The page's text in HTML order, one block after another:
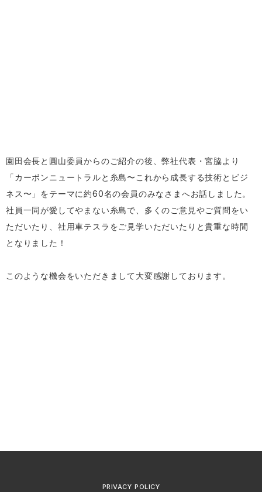
園田会長と圓山委員からのご紹介の後、弊社代表・宮脇より
「カーボンニュートラルと糸島〜これから成長する技術とビジ
ネス〜」をテーマに約60名の会員のみなさまへお話しました。
社員一同が愛してやまない糸島で、多くのご意見やご質問をい
ただいたり、社用車テスラをご見学いただいたりと貴重な時間
となりました！
このような機会をいただきまして大変感謝しております。
PRIVACY POLICY